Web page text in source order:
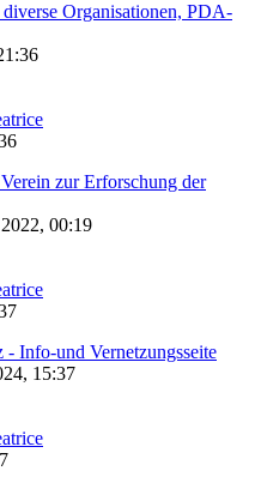
Organisationen, PDA-
zur Erforschung der
00:19
Info-und Vernetzungsseite
15:37